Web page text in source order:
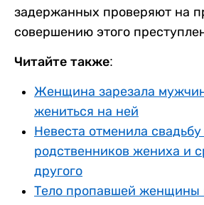
задержанных проверяют на
совершению этого
Читайте также:
Женщина зарезала
жениться на ней
Невеста отменила свадьбу
родственников жениха и
другого
Тело пропавшей женщины